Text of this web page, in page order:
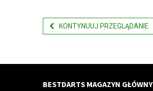
KONTYNUUJ PRZEGLĄDANIE
BESTDARTS MAGAZYN GŁÓWNY